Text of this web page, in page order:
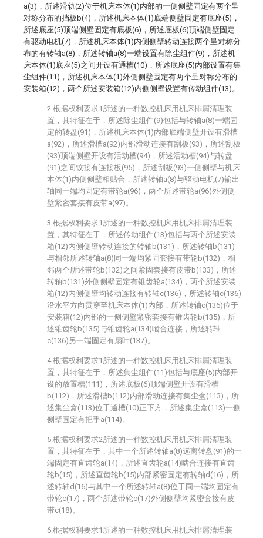
a(3)，所述滑轨(2)位于机床本体(1)内部的一侧侧壁固定有两个呈
对称分布的挡板b(4)，所述机床本体(1)底端侧壁固定有底座(5)，
所述底座(5)顶端侧壁固定有底板(6)，所述底板(6)顶端侧壁固定
有驱动电机(7)，所述机床本体(1)内侧侧壁转动连接两个呈对称分
布的有转轴a(8)，所述转轴a(8)一端设置有除尘组件(9)，所述机
床本体(1)底座(5)之间开设有通槽(10)，所述底座(5)内部设置有集
尘组件(11)，所述机床本体(1)外侧侧壁固定有两个呈对称分布的
安装箱(12)，两个所述安装箱(12)内侧侧壁设置有传动组件(13)。
2.根据权利要求1所述的一种数控机床用机床排屑清理装
置，其特征在于，所述除尘组件(9)包括与转轴a(8)一端固
定的转盘(91)，所述机床本体(1)内部底端侧壁开设有滑槽
a(92)，所述滑槽a(92)内部滑动连接有刮板(93)，所述刮板
(93)顶端侧壁开设有活动槽(94)，所述活动槽(94)与转盘
(91)之间铰接有连接板(95)，所述刮板(93)一侧侧壁与机床
本体(1)内侧侧壁相贴合，所述转轴a(8)与驱动电机(7)输出
轴同一端均固定有带轮a(96)，两个所述带轮a(96)外侧侧
壁紧密套接有皮带a(97)。
3.根据权利要求1所述的一种数控机床用机床排屑清理装
置，其特征在于，所述传动组件(13)包括与两个所述安装
箱(12)内侧侧壁转动连接的转轴b(131)，所述转轴b(131)
与相邻所述转轴a(8)同一端均紧固套接有带轮b(132)，相
邻两个所述带轮b(132)之间紧固套接有皮带b(133)，所述
转轴b(131)外侧侧壁固定有锥齿轮a(134)，两个所述安装
箱(12)内侧侧壁均转动连接有转轴c(136)，所述转轴c(136)
沿水平方向贯穿至机床本体(1)内部，所述转轴c(136)位于
安装箱(12)内部的一侧侧壁紧密套接有锥齿轮b(135)，所
述锥齿轮b(135)与锥齿轮a(134)啮合连接，所述转轴
c(136)另一端固定有扇叶(137)。
4.根据权利要求1所述的一种数控机床用机床排屑清理装
置，其特征在于，所述集尘组件(11)包括与底座(5)内部开
设的放置槽(111)，所述底板(6)顶端侧壁开设有滑槽
b(112)，所述滑槽b(112)内部滑动连接有集尘盒(113)，所
述集尘盒(113)位于通槽(10)正下方，所述集尘盒(113)一侧
侧壁固定有把手a(114)。
5.根据权利要求2所述的一种数控机床用机床排屑清理装
置，其特征在于，其中一个所述转轴a(8)远离转盘(91)的一
端固定有直齿轮a(14)，所述直齿轮a(14)啮合连接有直齿
轮b(15)，所述直齿轮b(15)内部紧密固定有转轴d(16)，所
述转轴d(16)与其中一个所述转轴a(8)位于同一端均固定有
带轮c(17)，两个所述带轮c(17)外侧侧壁均紧密套接有皮
带c(18)。
6.根据权利要求1所述的一种数控机床用机床排屑清理装